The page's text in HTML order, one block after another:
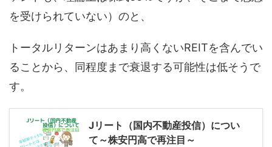
を受けられていない）のと、
トータルリターンはあまり高くないREITを含んでい
ることから、同程度まで衰退する可能性は低そうで
す。
Jリート（国内不動産投信）につい
て～株安円高で再注目～